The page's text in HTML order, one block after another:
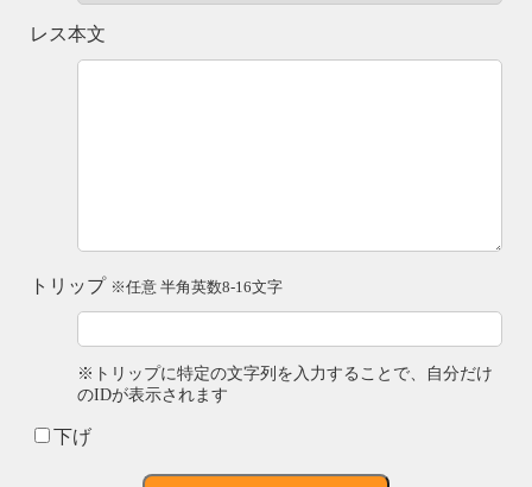
レス本文
トリップ ※任意 半角英数8-16文字
※トリップに特定の文字列を入力することで、自分だけ
のIDが表示されます
下げ